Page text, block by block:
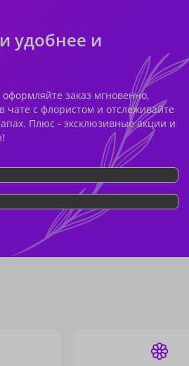
удобнее и
заказ мгновенно,
чате с флористом и отслеживайте
Плюс - эксклюзивные акции и